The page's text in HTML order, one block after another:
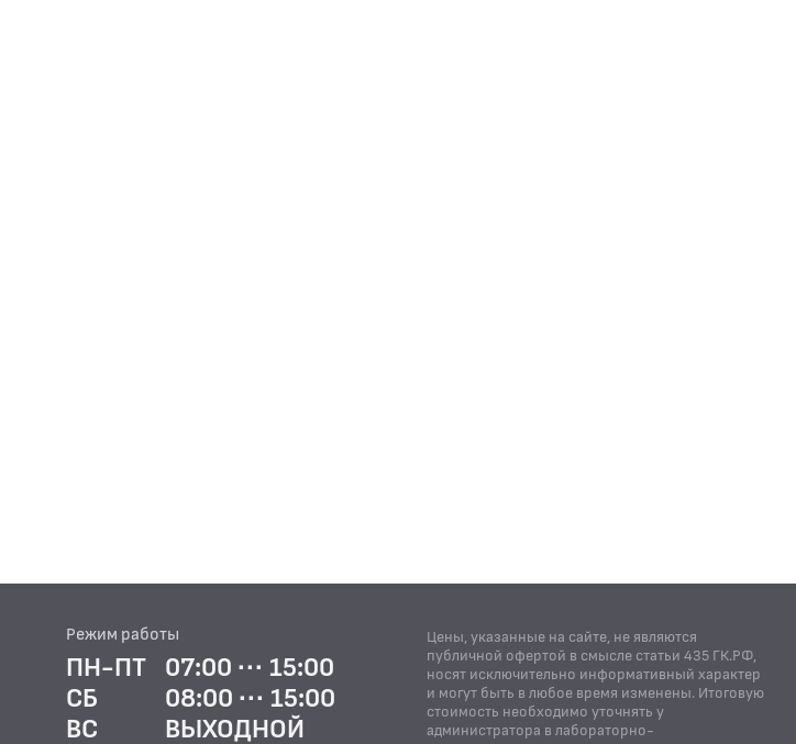
Режим работы
ПН-ПТ
07:00 ··· 15:00
СБ
08:00 ··· 15:00
ВС
ВЫХОДНОЙ
Цены, указанные на сайте, не являются
публичной офертой в смысле статьи 435 ГК.РФ,
носят исключительно информативный характер
и могут быть в любое время изменены. Итоговую
стоимость необходимо уточнять у
администратора в лабораторно-